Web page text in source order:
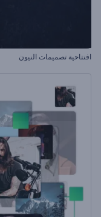
افتتاحية تصميمات النيون